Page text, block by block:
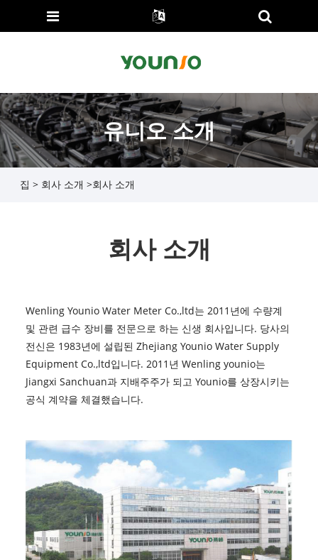
유니오 소개
집 > 회사 소개 >회사 소개
회사 소개
Wenling Younio Water Meter Co.,ltd는 2011년에 수량계
및 관련 급수 장비를 전문으로 하는 신생 회사입니다. 당사의
전신은 1983년에 설립된 Zhejiang Younio Water Supply
Equipment Co.,ltd입니다. 2011년 Wenling younio는
Jiangxi Sanchuan과 지배주주가 되고 Younio를 상장시키는
공식 계약을 체결했습니다.